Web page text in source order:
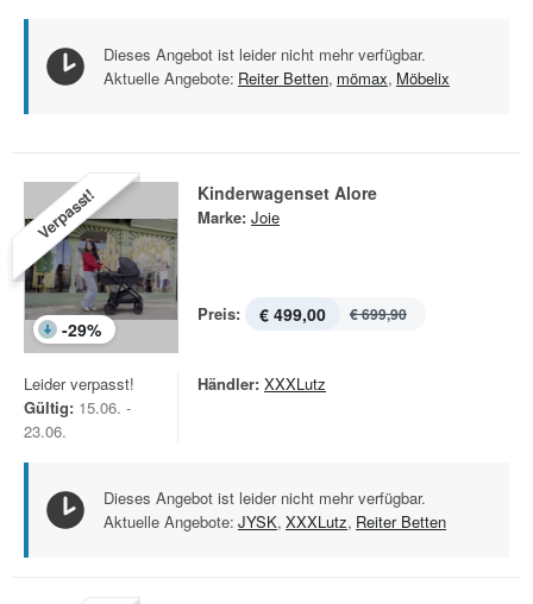
Dieses Angebot ist leider nicht mehr verfügbar.
Aktuelle Angebote: Reiter Betten, mömax, Möbelix
Verpasst!
-29%
Kinderwagenset Alore
Marke: Joie
Preis: € 499,00 € 699,90
Leider verpasst!
Gültig: 15.06. -
23.06.
Händler: XXXLutz
Dieses Angebot ist leider nicht mehr verfügbar.
Aktuelle Angebote: JYSK, XXXLutz, Reiter Betten